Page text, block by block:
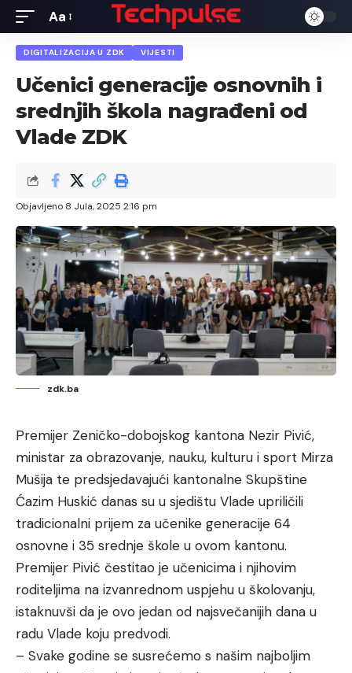
Font
Resizer
Aa
DIGITALIZACIJA U ZDK VIJESTI
Učenici generacije osnovnih i
srednjih škola nagrađeni od
Vlade ZDK
Objavljeno 8 Jula, 2025 2:16 pm
zdk.ba
Premijer Zeničko-dobojskog kantona Nezir Pivić,
ministar za obrazovanje, nauku, kulturu i sport Mirza
Mušija te predsjedavajući kantonalne Skupštine
Ćazim Huskić danas su u sjedištu Vlade upriličili
tradicionalni prijem za učenike generacije 64
osnovne i 35 srednje škole u ovom kantonu.
Premijer Pivić čestitao je učenicima i njihovim
roditeljima na izvanrednom uspjehu u školovanju,
istaknuvši da je ovo jedan od najsvečanijih dana u
radu Vlade koju predvodi.
– Svake godine se susrećemo s našim najboljim